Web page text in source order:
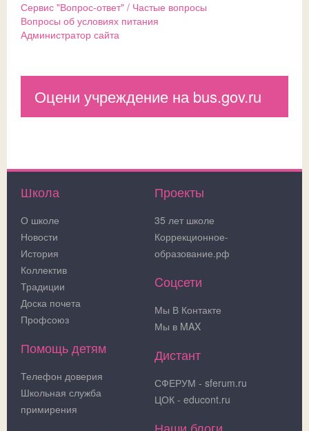
Сервис "Вопрос-ответ" / Частые вопросы
Вопросы об условиях питания
Администратор сайта
Оцени учреждение на bus.gov.ru
Школа
О школе
Новости
История
Коллектив
Традиции
Доска почета
Профсоюз
Помощь детям
Телефон доверия
Школьная служба
примирения
Проекты
35 лет школе
Коррекционное-
образование.рф
Cоцсети
Мы В Контакте
Мы в MAX
Дистант
СФЕРУМ - sferum.ru
ЦОК - educont.ru